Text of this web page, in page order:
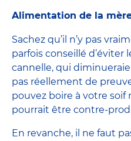
Alimentation de la
Sachez qu’il n’y pas
parfois conseillé d’éviter
cannelle, qui
pas réellement de
pouvez boire à votre soif
pourrait être contre-
En revanche, il ne faut